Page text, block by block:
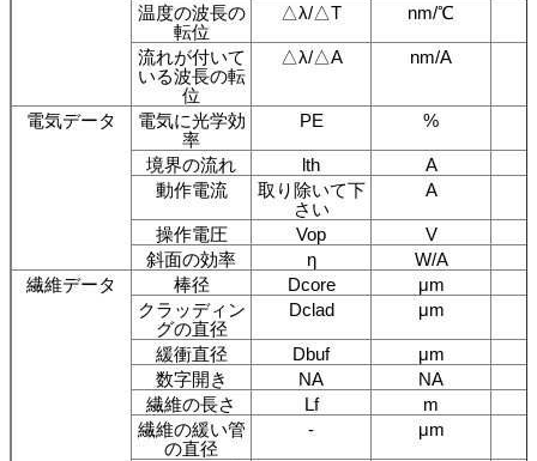
温度の波長の
転位
△λ/△T nm/℃
流れが付いて
いる波長の転
位
△λ/△A nm/A
電気データ
電気に光学効
率
PE %
境界の流れ lth
A
動作電流
取り除いて下
さい
A
操作電圧 Vop
V
斜面の効率
η
W/A
繊維データ
棒径 Dcore
μm
クラッディン
グの直径
Dclad μm
緩衝直径 Dbuf
μm
数字開き
NA
NA
繊維の長さ
Lf
m
繊維の緩い管
の直径
- μm